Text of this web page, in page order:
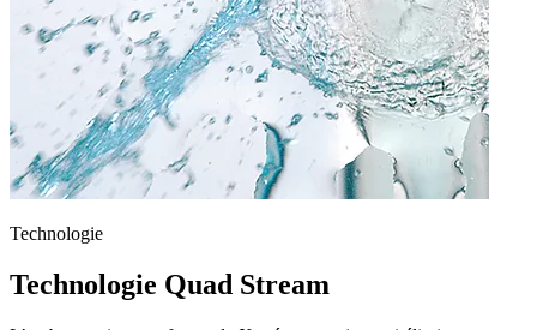
Technologie
Technologie Quad Stream